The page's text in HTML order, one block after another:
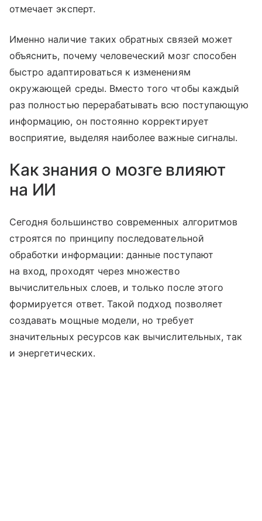
отмечает эксперт.
Именно наличие таких обратных связей может
объяснить, почему человеческий мозг способен
быстро адаптироваться к изменениям
окружающей среды. Вместо того чтобы каждый
раз полностью перерабатывать всю поступающую
информацию, он постоянно корректирует
восприятие, выделяя наиболее важные сигналы.
Как знания о мозге влияют
на ИИ
Сегодня большинство современных алгоритмов
строятся по принципу последовательной
обработки информации: данные поступают
на вход, проходят через множество
вычислительных слоев, и только после этого
формируется ответ. Такой подход позволяет
создавать мощные модели, но требует
значительных ресурсов как вычислительных, так
и энергетических.